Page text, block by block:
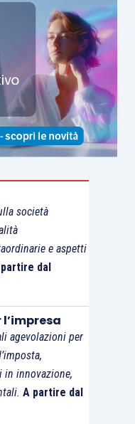
società
e aspetti
dal
agevolazioni per
innovazione,
A partire dal